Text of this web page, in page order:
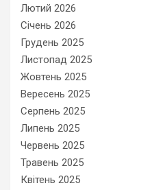
Лютий 2026
Січень 2026
Грудень 2025
Листопад 2025
Жовтень 2025
Вересень 2025
Серпень 2025
Липень 2025
Червень 2025
Травень 2025
Квітень 2025